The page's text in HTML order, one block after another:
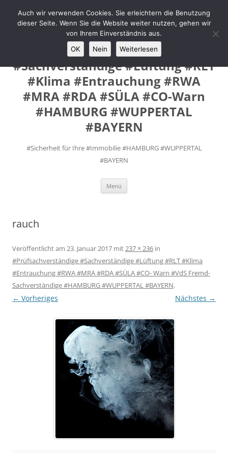
Inhalt
springenMANUEL #FEY INGENIEURE
#Prüfsachverständige #VdS
Fremd- Sachverständige
#Sachverständige #Lüftung #RLT
#Klima #Entrauchung #RWA
#MRA #RDA #SÜLA #CO-Warn
#HAMBURG #WUPPERTAL
#BAYERN
#Sicherheit für Ihre #Immobilie #HAMBURG #WUPPERTAL
#BAYERN
Menü
rauch
Veröffentlicht am 23. Januar 2017 mit237 × 236 in
#Prüfsachverständige #Sachverständige #Lüftung #RLT #Klima
#Entrauchung #RWA #MRA #RDA #SÜLA #CO- Warn #VdS Fremd-
Sachverständige #HAMBURG #WUPPERTAL #BAYERN.
← Vorheriges Nächstes →
Auch wir verwenden Cookies. Sie erleichtern die Benutzung
dieser Seite. Wenn Sie die Website weiter nutzen, gehen wir
von Ihrem Einverständnis aus.
OK
Nein Weiterlesen